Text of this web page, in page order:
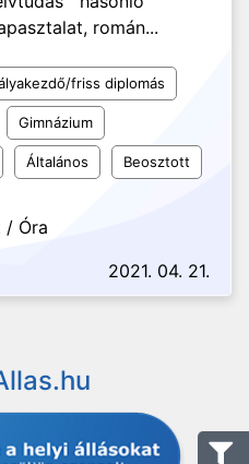
román...
friss diplomás
Gimnázium
Általános Beosztott
/ Óra
2021. 04. 21.